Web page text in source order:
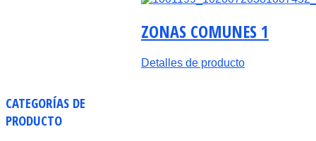
ZONAS COMUNES 1
Detalles de producto
CATEGORÍAS DE
PRODUCTO